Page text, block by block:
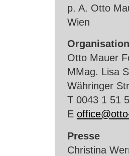
p. A. Otto
Wien
Organisation
Otto Mauer
MMag. Lisa
Währinger
T 0043 1 51
E
Presse
Christina